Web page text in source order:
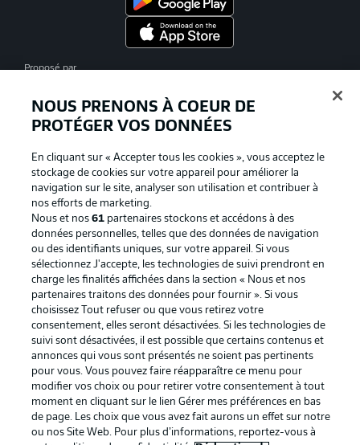
Proposé par
La publicité Conditions d’utilisation des
services
Mentions Légales Gérer mes préférences
Déclaration de
confidentialité
Diffuseurs
Travaux Contact
Joueurs
NOUS PRENONS À COEUR DE
PROTÉGER VOS DONNÉES
En cliquant sur « Accepter tous les cookies », vous acceptez le
stockage de cookies sur votre appareil pour améliorer la
navigation sur le site, analyser son utilisation et contribuer à
nos efforts de marketing.
Nous et nos 61partenaires stockons et accédons à des
données personnelles, telles que des données de navigation
ou des identifiants uniques, sur votre appareil. Si vous
sélectionnez J'accepte, les technologies de suivi prendront en
charge les finalités affichées dans la section « Nous et nos
partenaires traitons des données pour fournir ». Si vous
choisissez Tout refuser ou que vous retirez votre
consentement, elles seront désactivées. Si les technologies de
suivi sont désactivées, il est possible que certains contenus et
annonces qui vous sont présentés ne soient pas pertinents
pour vous. Vous pouvez faire réapparaître ce menu pour
modifier vos choix ou pour retirer votre consentement à tout
moment en cliquant sur le lien Gérer mes préférences en bas
de page. Les choix que vous avez fait aurons un effet sur notre
ou nos Site Web. Pour plus d’informations, reportez-vous à